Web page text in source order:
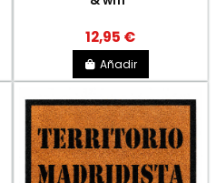
12,95 €
Añadir